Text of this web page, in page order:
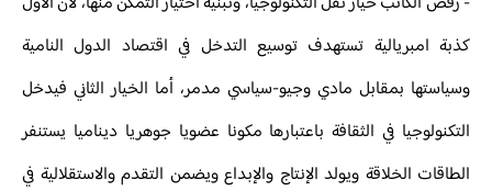
كذبة امبريالية تستهدف توسيع التدخل في اقتصاد الدول النامية
وسياستها بمقابل مادي وجيو-سياسي مدمر، أما الخيار الثاني فيدخل
التكنولوجيا في الثقافة باعتبارها مكونا عضويا جوهريا ديناميا يستنفر
الطاقات الخلاقة ويولد الإنتاج والإبداع ويضمن التقدم والاستقلالية في